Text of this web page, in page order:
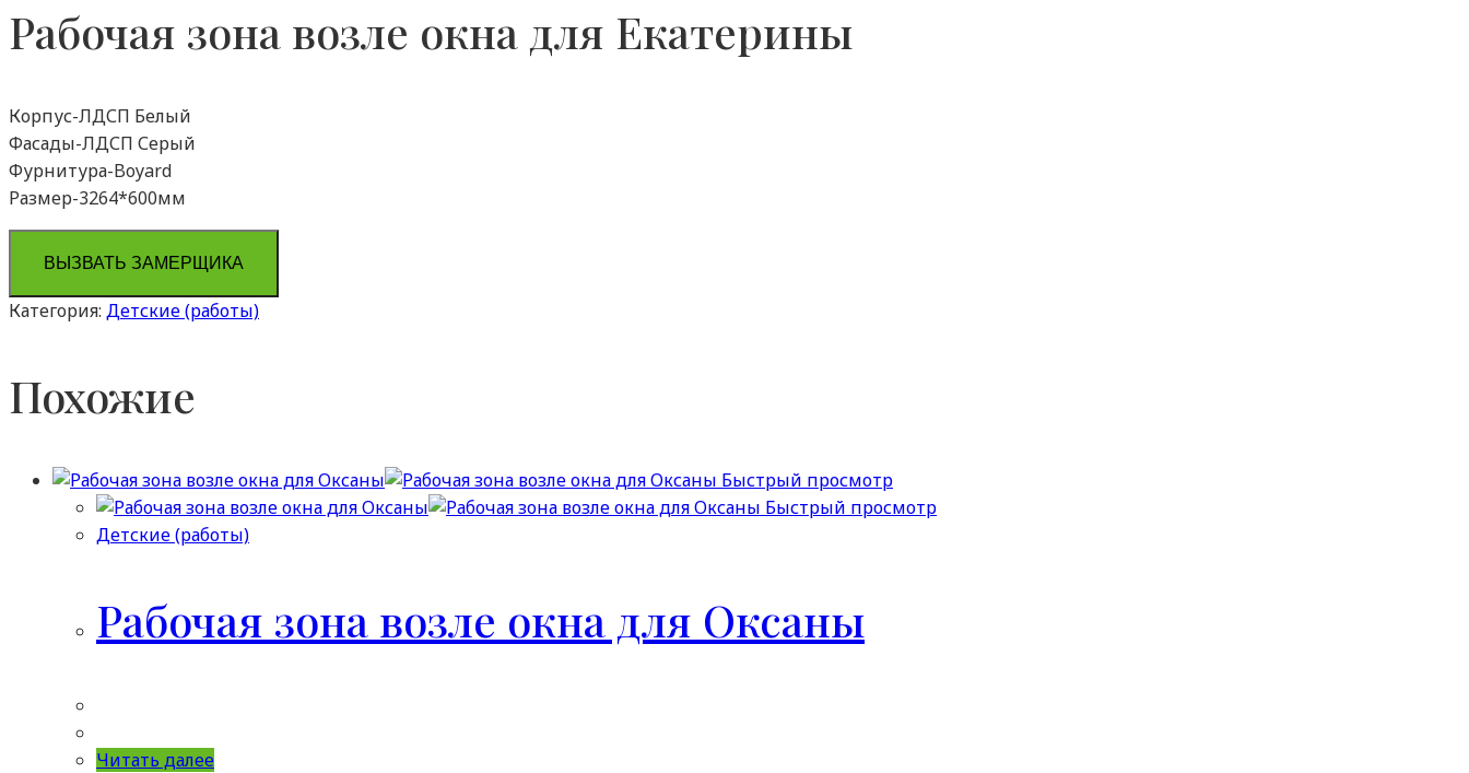
Рабочая зона возле окна для Екатерины
Корпус-ЛДСП Белый
Фасады-ЛДСП Серый
Фурнитура-Boyard
Размер-3264*600мм
ВЫЗВАТЬ ЗАМЕРЩИКА
Категория: Детские (работы)
Похожие
Быстрый просмотр
Быстрый просмотр
Детские (работы)
Рабочая зона возле окна для Оксаны
Читать далее